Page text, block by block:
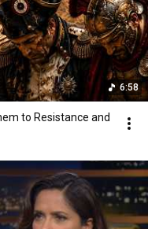
6:58
to Resistance and